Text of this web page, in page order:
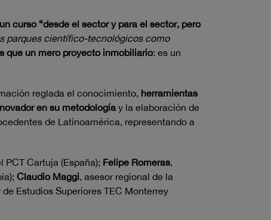
curso “desde el sector y para el sector, pero
parques científico-tecnológicos como
que un mero proyecto inmobiliario: es un
reglada el conocimiento, herramientas
en su metodología y la elaboración de
de Latinoamérica, representando a
PCT Cartuja (España); Felipe Romeras,
Claudio Maggi, asesor regional de la
Estudios Superiores TEC Monterrey